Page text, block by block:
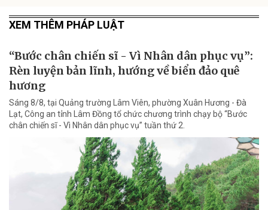
XEM THÊM PHÁP LUẬT
“Bước chân chiến sĩ - Vì Nhân dân phục vụ”:
Rèn luyện bản lĩnh, hướng về biển đảo quê
hương
Sáng 8/8, tại Quảng trường Lâm Viên, phường Xuân Hương - Đà
Lạt, Công an tỉnh Lâm Đồng tổ chức chương trình chạy bộ “Bước
chân chiến sĩ - Vì Nhân dân phục vụ” tuần thứ 2.